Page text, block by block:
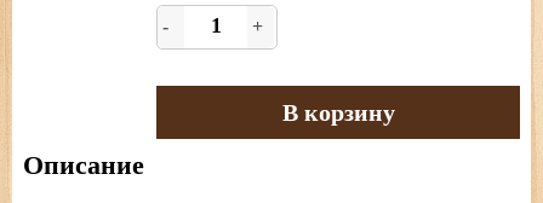
- +
В корзину
Описание